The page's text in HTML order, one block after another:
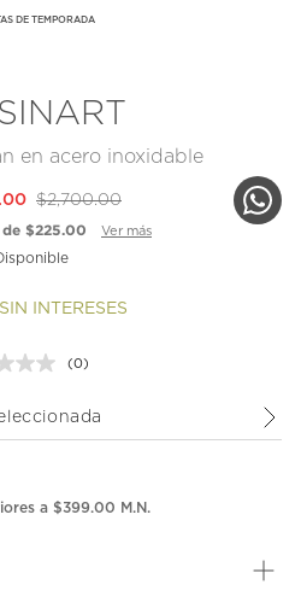
DE TEMPORADA
en acero inoxidable
$2,700.00
de $225.00 Ver más
Disponible
INTERESES
Sin
Enlace
(0)
a $399.00 M.N.